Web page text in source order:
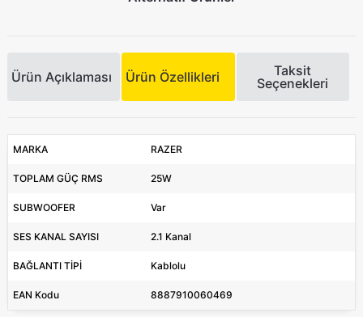
Ürün Açıklaması Ürün Özellikleri
Taksit
Seçenekleri
MARKA RAZER
TOPLAM GÜÇ RMS 25W
SUBWOOFER Var
SES KANAL SAYISI 2.1 Kanal
BAĞLANTI TİPİ Kablolu
EAN Kodu 8887910060469